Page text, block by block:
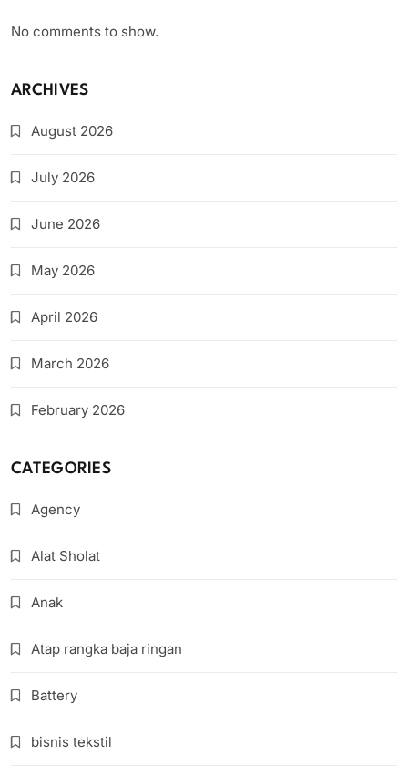
No comments to show.
ARCHIVES
August 2026
July 2026
June 2026
May 2026
April 2026
March 2026
February 2026
CATEGORIES
Agency
Alat Sholat
Anak
Atap rangka baja ringan
Battery
bisnis tekstil